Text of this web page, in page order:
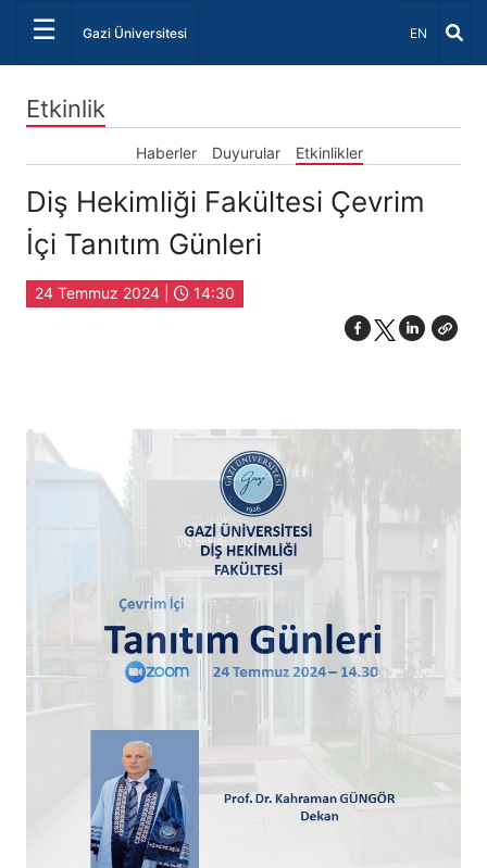
☰ Gazi Üniversitesi Dil Seçiniz
EN
Etkinlik
Haberler Duyurular Etkinlikler
Diş Hekimliği Fakültesi Çevrim
İçi Tanıtım Günleri
24 Temmuz 2024 | 14:30